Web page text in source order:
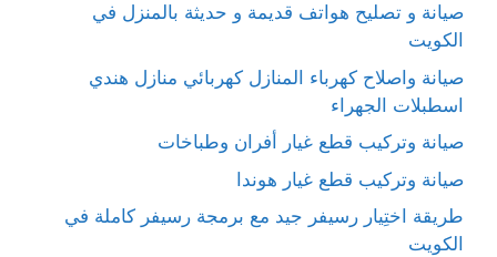
صيانة و تصليح هواتف قديمة و حديثة بالمنزل في
الكويت
صيانة واصلاح كهرباء المنازل كهربائي منازل هندي
اسطبلات الجهراء
صيانة وتركيب قطع غيار أفران وطباخات
صيانة وتركيب قطع غيار هوندا
طريقة اختِيار رسيفر جيد مع برمجة رسيفر كاملة في
الكويت